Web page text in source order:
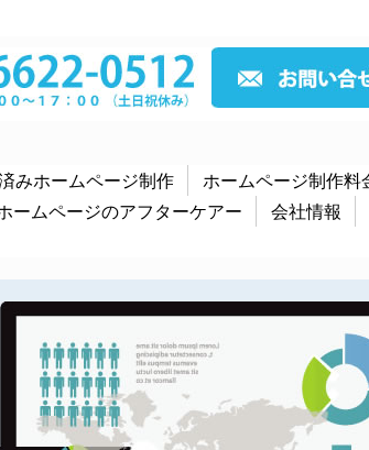
みホームページ制作
ホームページ制作料
ームページのアフターケアー
会社情報